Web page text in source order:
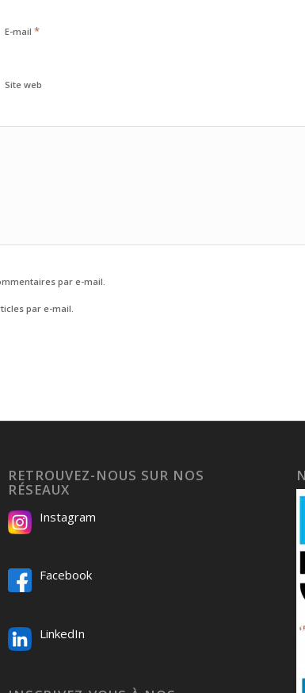
E-mail *
Site web
par e-mail.
par e-mail.
RETROUVEZ-NOUS SUR NOS
RÉSEAUX
Instagram
Facebook
LinkedIn